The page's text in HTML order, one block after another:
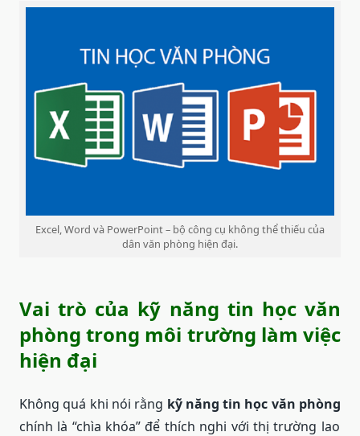
Excel, Word và PowerPoint – bộ công cụ không thể thiếu của
dân văn phòng hiện đại.
Vai trò của kỹ năng tin học văn
phòng trong môi trường làm việc
hiện đại
Không quá khi nói rằng kỹ năng tin học văn phòng
chính là “chìa khóa” để thích nghi với thị trường lao